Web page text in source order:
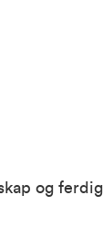
og